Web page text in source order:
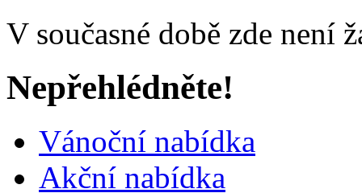
V současné době zde není
Nepřehlédněte!
Vánoční nabídka
Akční nabídka